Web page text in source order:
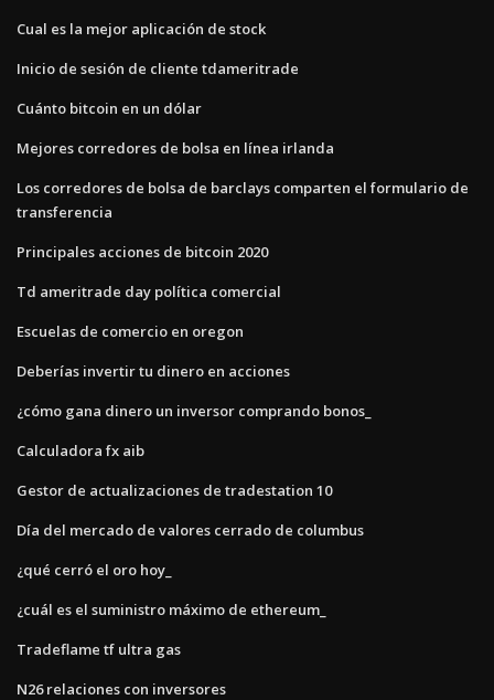
Cual es la mejor aplicación de stock
Inicio de sesión de cliente tdameritrade
Cuánto bitcoin en un dólar
Mejores corredores de bolsa en línea irlanda
Los corredores de bolsa de barclays comparten el formulario de
transferencia
Principales acciones de bitcoin 2020
Td ameritrade day política comercial
Escuelas de comercio en oregon
Deberías invertir tu dinero en acciones
¿cómo gana dinero un inversor comprando bonos_
Calculadora fx aib
Gestor de actualizaciones de tradestation 10
Día del mercado de valores cerrado de columbus
¿qué cerró el oro hoy_
¿cuál es el suministro máximo de ethereum_
Tradeflame tf ultra gas
N26 relaciones con inversores